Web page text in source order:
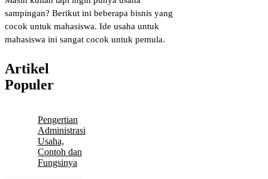
sampingan? Berikut ini beberapa bisnis yang
cocok untuk mahasiswa. Ide usaha untuk
mahasiswa ini sangat cocok untuk pemula.
Artikel
Populer
Pengertian
Administrasi
Usaha,
Contoh dan
Fungsinya